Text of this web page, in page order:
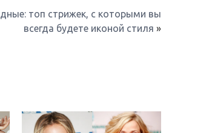
топ стрижек, с которыми вы
всегда будете иконой стиля »